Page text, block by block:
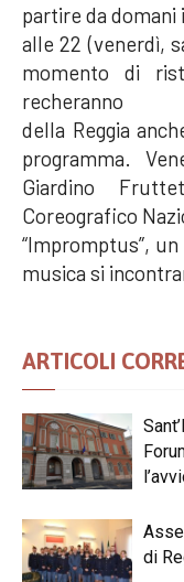
partire da domani
alle 22 (venerdì,
momento di
della Reggia
programma.
Giardino
Coreografico
“Impromptus”,
musica si
ARTICOLI
di